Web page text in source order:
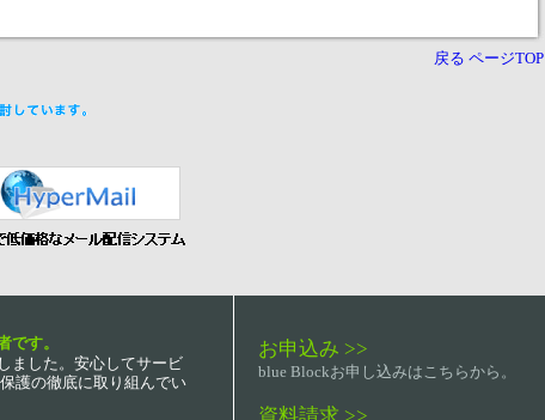
戻る ページTOP
です。
ました。安心してサービ
護の徹底に取り組んでい
お申込み >>
blue Blockお申し込みはこちらから。